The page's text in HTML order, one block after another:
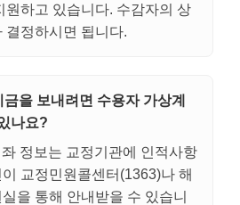
원하고 있습니다. 수감자의 상
결정하시면 됩니다.
을 보내려면 수용자 가상계
나요?
정보는 교정기관에 인적사항
교정민원콜센터(1363)나 해
을 통해 안내받을 수 있습니